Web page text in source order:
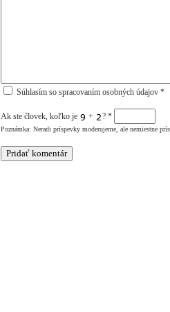
Súhlasím so spracovaním osobných údajov *
Ak ste človek, koľko je + ? *
Poznámka: Neradi príspevky moderujeme, ale nemiestne